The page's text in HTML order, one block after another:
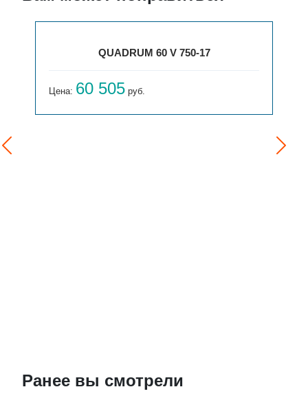
QUADRUM 60 V 750-17
Цена: 60 505 руб.
Ранее вы смотрели